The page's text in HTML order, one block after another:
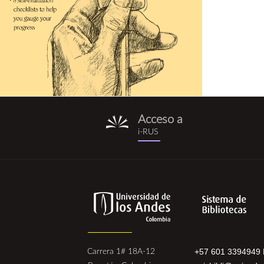
i-
rus.png
Acceso a
i-RUS
Carrera 1# 18A-12
+57 601 3394949